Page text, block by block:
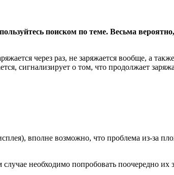
поиском по теме. Весьма
через раз, не заряжается вообще, а
сигнализирует о том, что продолжает
вполне возможно, что проблема из-за
необходимо попробовать поочередно их